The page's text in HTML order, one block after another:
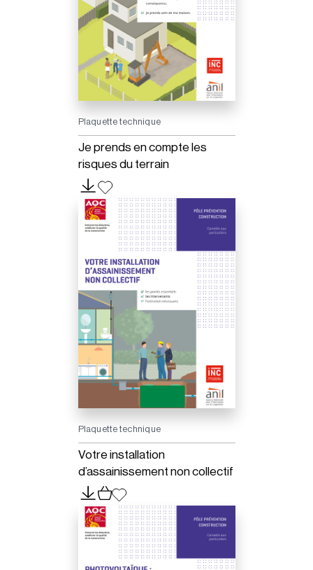
Plaquette technique
Je prends en compte les
risques du terrain
Plaquette technique
Votre installation
d’assainissement non collectif